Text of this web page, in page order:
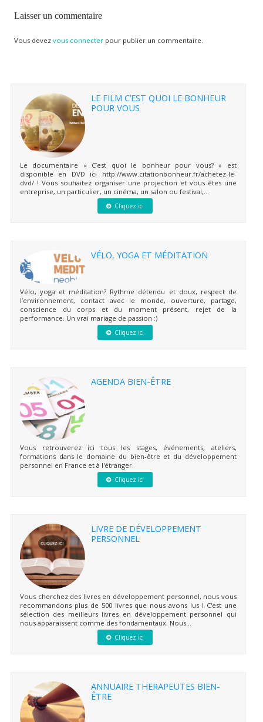
Laisser un commentaire
Vous devez vous connecterpour publier un commentaire.
LE FILM C’EST QUOI LE BONHEUR
POUR VOUS
Le documentaire « C’est quoi le bonheur pour vous? » est
disponible en DVD ici http://www.citationbonheur.fr/achetez-le-
dvd/ ! Vous souhaitez organiser une projection et vous êtes une
entreprise, un particulier, un cinéma, un salon ou festival,...
Cliquez ici
VÉLO, YOGA ET MÉDITATION
Vélo, yoga et méditation? Rythme détendu et doux, respect de
l’environnement, contact avec le monde, ouverture, partage,
conscience du corps et du moment présent, rejet de la
performance. Un vrai mariage de passion :)
Cliquez ici
AGENDA BIEN-ÊTRE
Vous retrouverez ici tous les stages, événements, ateliers,
formations dans le domaine du bien-être et du développement
personnel en France et à l'étranger.
Cliquez ici
LIVRE DE DÉVELOPPEMENT
PERSONNEL
Vous cherchez des livres en développement personnel, nous vous
recommandons plus de 500 livres que nous avons lus ! C'est une
sélection des meilleurs livres en développement personnel qui
nous apparaissent comme des fondamentaux. Nous...
Cliquez ici
ANNUAIRE THERAPEUTES BIEN-
ÊTRE